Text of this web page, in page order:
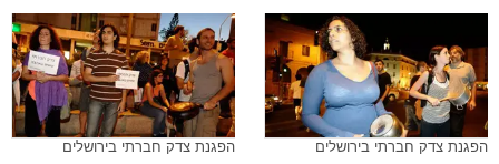
הפגנת צדק חברתי בירושלים הפגנת צדק חברתי בירושלים